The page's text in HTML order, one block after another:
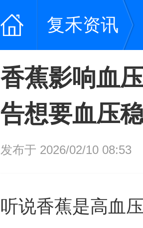
复禾资讯
香蕉影响血
告想要血压
发布于 2026/02/10 08:53
听说香蕉是高血